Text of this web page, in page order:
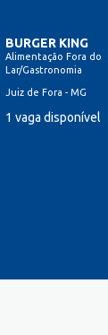
BURGER KING
Alimentação Fora do
Lar/Gastronomia
Juiz de Fora - MG
1 vaga disponível